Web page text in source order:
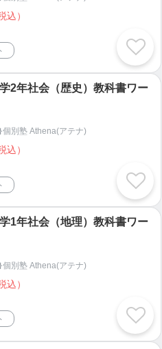
込）
2年社会（歴史）教科書ワー
個別塾 Athena(アテナ)
込）
1年社会（地理）教科書ワー
個別塾 Athena(アテナ)
込）